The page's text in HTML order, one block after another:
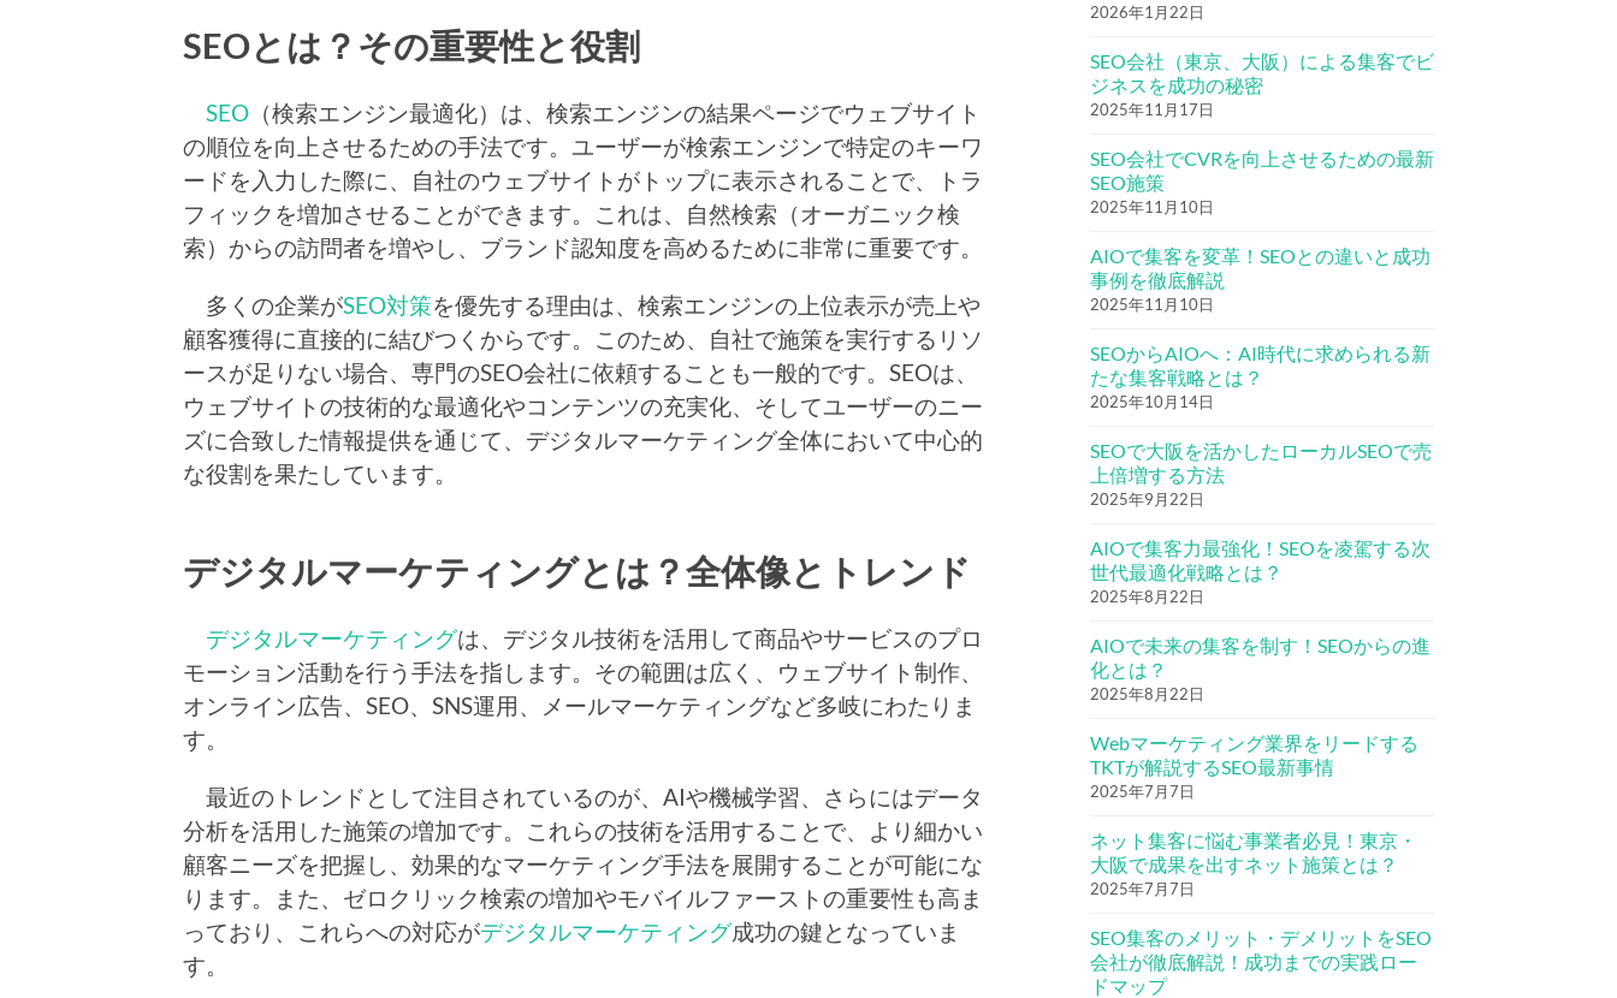
SEOとは？その重要性と役割
SEO （検索エンジン最適化）は、検索エンジンの結果ページでウェブサイト
の順位を向上させるための手法です。ユーザーが検索エンジンで特定のキーワ
ードを入力した際に、自社のウェブサイトがトップに表示されることで、トラ
フィックを増加させることができます。これは、自然検索（オーガニック検
索）からの訪問者を増やし、ブランド認知度を高めるために非常に重要です。
多くの企業がSEO対策を優先する理由は、検索エンジンの上位表示が売上や
顧客獲得に直接的に結びつくからです。このため、自社で施策を実行するリソ
ースが足りない場合、専門のSEO会社に依頼することも一般的です。SEOは、
ウェブサイトの技術的な最適化やコンテンツの充実化、そしてユーザーのニー
ズに合致した情報提供を通じて、デジタルマーケティング全体において中心的
な役割を果たしています。
デジタルマーケティングとは？全体像とトレンド
デジタルマーケティングは、デジタル技術を活用して商品やサービスのプロ
モーション活動を行う手法を指します。その範囲は広く、ウェブサイト制作、
オンライン広告、SEO、SNS運用、メールマーケティングなど多岐にわたりま
す。
最近のトレンドとして注目されているのが、AIや機械学習、さらにはデータ
分析を活用した施策の増加です。これらの技術を活用することで、より細かい
顧客ニーズを把握し、効果的なマーケティング手法を展開することが可能にな
ります。また、ゼロクリック検索の増加やモバイルファーストの重要性も高ま
っており、これらへの対応がデジタルマーケティング成功の鍵となっていま
す。
2026年1月22日
SEO会社（東京、大阪）による集客でビ
ジネスを成功の秘密
2025年11月17日
SEO会社でCVRを向上させるための最新
SEO施策
2025年11月10日
AIOで集客を変革！SEOとの違いと成功
事例を徹底解説
2025年11月10日
SEOからAIOへ：AI時代に求められる新
たな集客戦略とは？
2025年10月14日
SEOで大阪を活かしたローカルSEOで売
上倍増する方法
2025年9月22日
AIOで集客力最強化！SEOを凌駕する次
世代最適化戦略とは？
2025年8月22日
AIOで未来の集客を制す！SEOからの進
化とは？
2025年8月22日
Webマーケティング業界をリードする
TKTが解説するSEO最新事情
2025年7月7日
ネット集客に悩む事業者必見！東京・
大阪で成果を出すネット施策とは？
2025年7月7日
SEO集客のメリット・デメリットをSEO
会社が徹底解説！成功までの実践ロー
ドマップ